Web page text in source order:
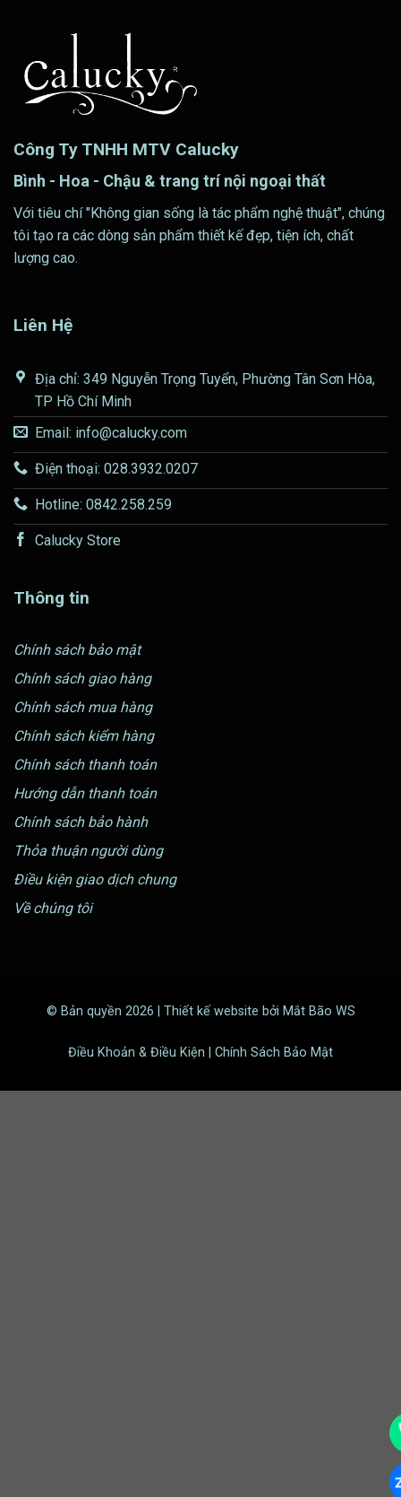
Công Ty TNHH MTV Calucky
Bình - Hoa - Chậu & trang trí nội ngoại thất
Với tiêu chí "Không gian sống là tác phẩm nghệ thuật", chúng
tôi tạo ra các dòng sản phẩm thiết kế đẹp, tiện ích, chất
lượng cao.
Liên Hệ
Địa chỉ: 349 Nguyễn Trọng Tuyển, Phường Tân Sơn Hòa,
TP Hồ Chí Minh
Email: info@calucky.com
Điện thoại: 028.3932.0207
Hotline: 0842.258.259
Calucky Store
Thông tin
Chính sách bảo mật
Chính sách giao hàng
Chính sách mua hàng
Chính sách kiểm hàng
Chính sách thanh toán
Hướng dẫn thanh toán
Chính sách bảo hành
Thỏa thuận người dùng
Điều kiện giao dịch chung
Về chúng tôi
© Bản quyền 2026 | Thiết kế website bởi Mắt Bão WS
Điều Khoản & Điều Kiện | Chính Sách Bảo Mật